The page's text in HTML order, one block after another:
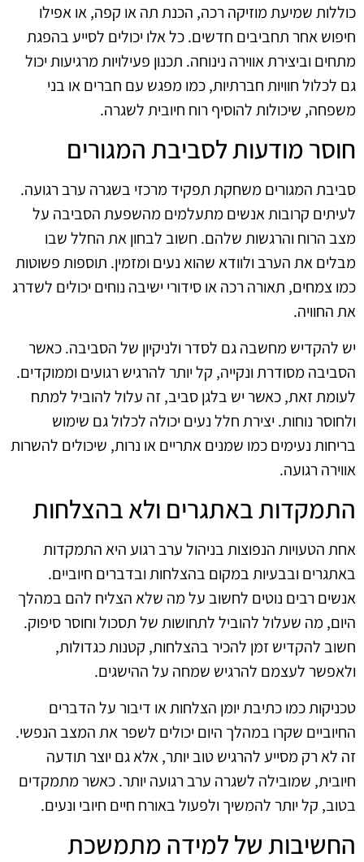
כוללות שמיעת מוזיקה רכה, הכנת תה או קפה, או אפילו
חיפוש אחר תחביבים חדשים. כל אלו יכולים לסייע בהפגת
מתחים וביצירת אווירה נינוחה. תכנון פעילויות מרגיעות יכול
גם לכלול חוויות חברתיות, כמו מפגש עם חברים או בני
משפחה, שיכולות להוסיף רוח חיובית לשגרה.
חוסר מודעות לסביבת המגורים
סביבת המגורים משחקת תפקיד מרכזי בשגרה ערב רגועה.
לעיתים קרובות אנשים מתעלמים מהשפעת הסביבה על
מצב הרוח והרגשות שלהם. חשוב לבחון את החלל שבו
מבלים את הערב ולוודא שהוא נעים ומזמין. תוספות פשוטות
כמו צמחים, תאורה רכה או סידורי ישיבה נוחים יכולים לשדרג
את החוויה.
יש להקדיש מחשבה גם לסדר ולניקיון של הסביבה. כאשר
הסביבה מסודרת ונקייה, קל יותר להרגיש רגועים וממוקדים.
לעומת זאת, כאשר יש בלגן סביב, זה עלול להוביל למתח
ולחוסר נוחות. יצירת חלל נעים יכולה לכלול גם שימוש
בריחות נעימים כמו שמנים אתריים או נרות, שיכולים להשרות
אווירה רגועה.
התמקדות באתגרים ולא בהצלחות
אחת הטעויות הנפוצות בניהול ערב רגוע היא התמקדות
באתגרים ובבעיות במקום בהצלחות ובדברים חיוביים.
אנשים רבים נוטים לחשוב על מה שלא הצליח להם במהלך
היום, מה שעלול להוביל לתחושות של תסכול וחוסר סיפוק.
חשוב להקדיש זמן להכיר בהצלחות, קטנות כגדולות,
ולאפשר לעצמם להרגיש שמחה על ההישגים.
טכניקות כמו כתיבת יומן הצלחות או דיבור על הדברים
החיוביים שקרו במהלך היום יכולים לשפר את המצב הנפשי.
זה לא רק מסייע להרגיש טוב יותר, אלא גם יוצר תודעה
חיובית, שמובילה לשגרה ערב רגועה יותר. כאשר מתמקדים
בטוב, קל יותר להמשיך ולפעול באורח חיים חיובי ונעים.
החשיבות של למידה מתמשכת